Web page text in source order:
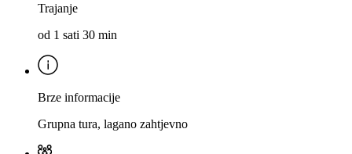
Trajanje
od 1 sati 30 min
Brze informacije
Grupna tura, lagano zahtjevno